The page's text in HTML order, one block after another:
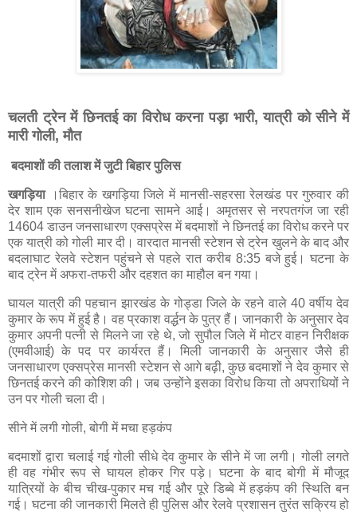
चलती ट्रेन में छिनतई का विरोध करना पड़ा भारी, यात्री को सीने में
मारी गोली, मौत
बदमाशों की तलाश में जुटी बिहार पुलिस
खगड़िया
।बिहार के खगड़िया जिले में मानसी-सहरसा रेलखंड पर गुरुवार की
देर शाम एक सनसनीखेज घटना सामने आई। अमृतसर से नरपतगंज जा रही
14604 डाउन जनसाधारण एक्सप्रेस में बदमाशों ने छिनतई का विरोध करने पर
एक यात्री को गोली मार दी। वारदात मानसी स्टेशन से ट्रेन खुलने के बाद और
बदलाघाट रेलवे स्टेशन पहुंचने से पहले रात करीब 8:35 बजे हुई। घटना के
बाद ट्रेन में अफरा-तफरी और दहशत का माहौल बन गया।
घायल यात्री की पहचान झारखंड के गोड्डा जिले के रहने वाले 40 वर्षीय देव
कुमार के रूप में हुई है। वह प्रकाश वर्द्धन के पुत्र हैं। जानकारी के अनुसार देव
कुमार अपनी पत्नी से मिलने जा रहे थे, जो सुपौल जिले में मोटर वाहन निरीक्षक
(एमवीआई) के पद पर कार्यरत हैं। मिली जानकारी के अनुसार जैसे ही
जनसाधारण एक्सप्रेस मानसी स्टेशन से आगे बढ़ी, कुछ बदमाशों ने देव कुमार से
छिनतई करने की कोशिश की। जब उन्होंने इसका विरोध किया तो अपराधियों ने
उन पर गोली चला दी।
सीने में लगी गोली, बोगी में मचा हड़कंप
बदमाशों द्वारा चलाई गई गोली सीधे देव कुमार के सीने में जा लगी। गोली लगते
ही वह गंभीर रूप से घायल होकर गिर पड़े। घटना के बाद बोगी में मौजूद
यात्रियों के बीच चीख-पुकार मच गई और पूरे डिब्बे में हड़कंप की स्थिति बन
गई। घटना की जानकारी मिलते ही पुलिस और रेलवे प्रशासन तुरंत सक्रिय हो